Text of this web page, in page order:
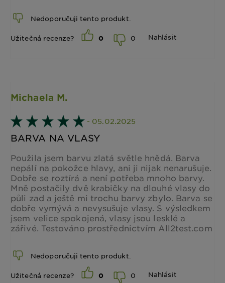
Nedoporučuji tento produkt.
Užitečná recenze? 0 0 Nahlásit
Michaela M.
- 05.02.2025
BARVA NA VLASY
Použila jsem barvu zlatá světle hnědá. Barva
nepálí na pokožce hlavy, ani ji nijak nenarušuje.
Dobře se roztírá a není potřeba mnoho barvy.
Mně postačily dvě krabičky na dlouhé vlasy do
půli zad a ještě mi trochu barvy zbylo. Barva se
dobře vymývá a nevysušuje vlasy. S výsledkem
jsem velice spokojená, vlasy jsou lesklé a
zářivé. Testováno prostřednictvím All2test.com
Nedoporučuji tento produkt.
Užitečná recenze? 0 0 Nahlásit